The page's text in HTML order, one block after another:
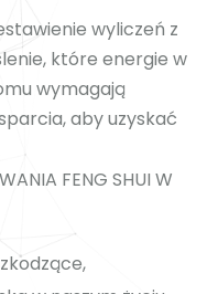
wyliczeń z
które energie w
wymagają
aby uzyskać
FENG SHUI W